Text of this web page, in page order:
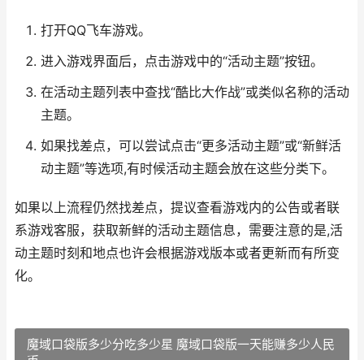
打开QQ飞车游戏。
进入游戏界面后，点击游戏中的“活动主题”按钮。
在活动主题列表中查找“酷比大作战”或类似名称的活动
主题。
如果找差点，可以尝试点击“更多活动主题”或“新鲜活
动主题”等选项,有时候活动主题会放在这些分类下。
如果以上流程仍然找差点，提议查看游戏内的公告或者联
系游戏客服，获取新鲜的活动主题信息，需要注意的是,活
动主题时刻和地点也许会根据游戏版本或者更新而有所变
化。
魔域口袋版多少分吃多少星 魔域口袋版一天能赚多少人民